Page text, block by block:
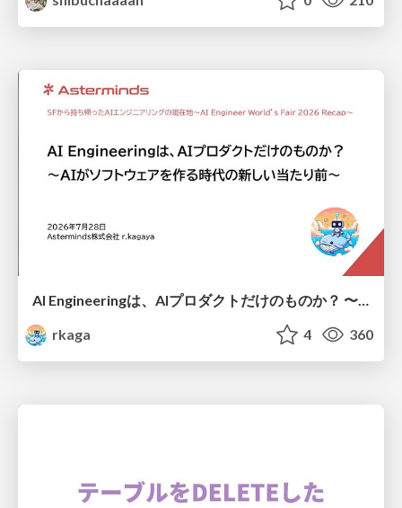
AI Engineeringは、AIプロダクトだけのものか？ 〜AIがソフトウェアを作る時代の新しい当たり前〜 / No AI in your product. AI Engineering in your development.
rkaga
4 360